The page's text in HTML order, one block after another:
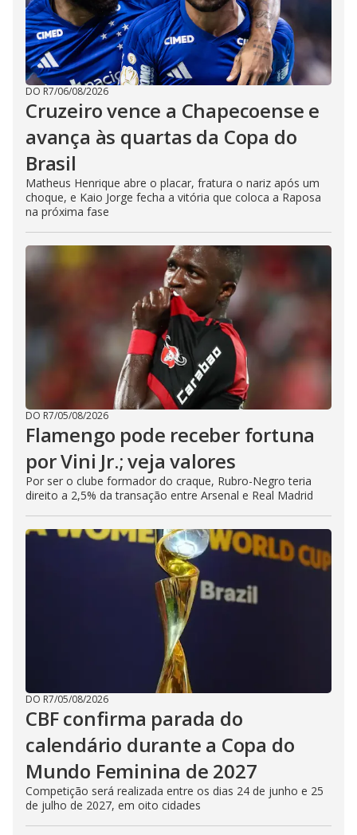
DO R7/06/08/2026
Cruzeiro vence a Chapecoense e
avança às quartas da Copa do
Brasil
Matheus Henrique abre o placar, fratura o nariz após um
choque, e Kaio Jorge fecha a vitória que coloca a Raposa
na próxima fase
DO R7/05/08/2026
Flamengo pode receber fortuna
por Vini Jr.; veja valores
Por ser o clube formador do craque, Rubro-Negro teria
direito a 2,5% da transação entre Arsenal e Real Madrid
DO R7/05/08/2026
CBF confirma parada do
calendário durante a Copa do
Mundo Feminina de 2027
Competição será realizada entre os dias 24 de junho e 25
de julho de 2027, em oito cidades